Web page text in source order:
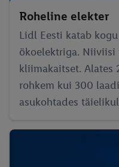
Roheline elekter
Lidl Eesti katab
ökoelektriga. Niiviisi
kliimakaitset. Alates
rohkem kui 300
asukohtades